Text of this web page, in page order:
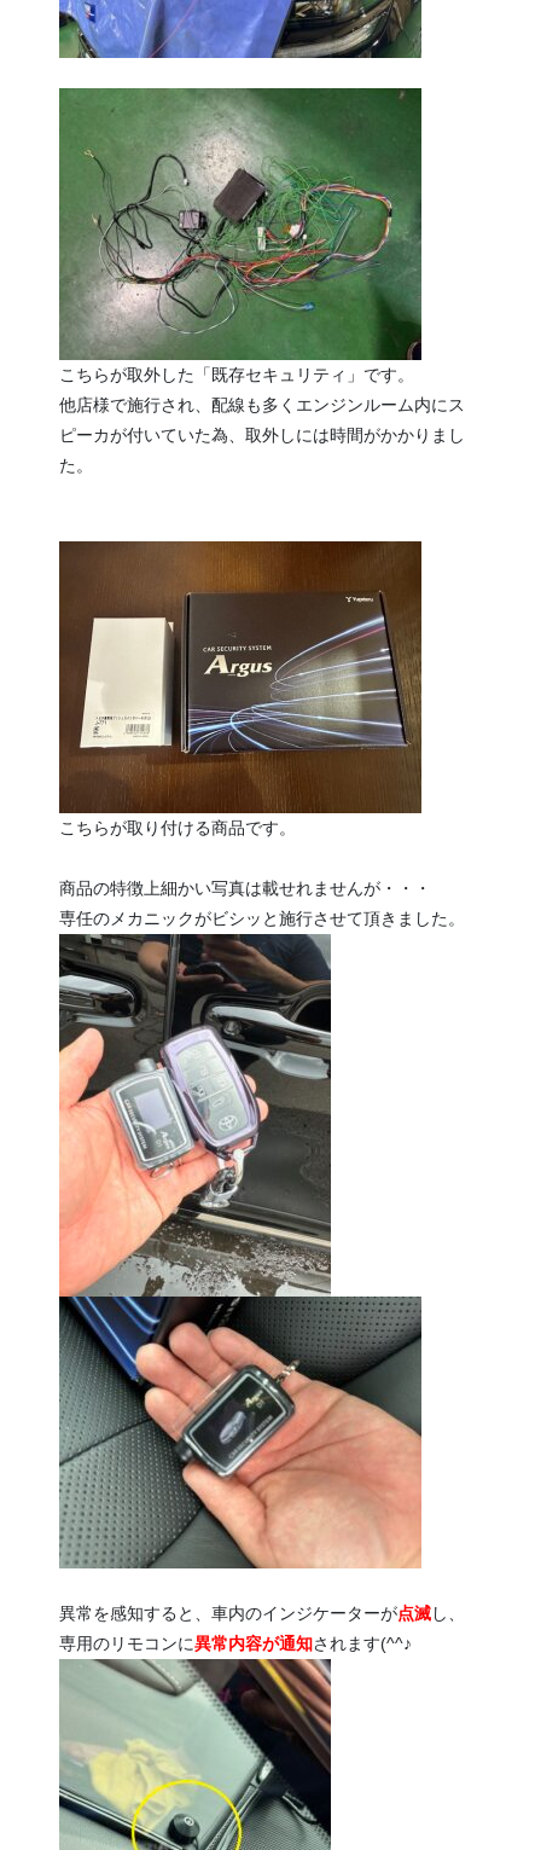
こちらが取外した「既存セキュリティ」です。
他店様で施行され、配線も多くエンジンルーム内にス
ピーカが付いていた為、取外しには時間がかかりまし
た。
こちらが取り付ける商品です。
商品の特徴上細かい写真は載せれませんが・・・
専任のメカニックがビシッと施行させて頂きました。
異常を感知すると、車内のインジケーターが点滅し、
専用のリモコンに異常内容が通知されます(^^♪